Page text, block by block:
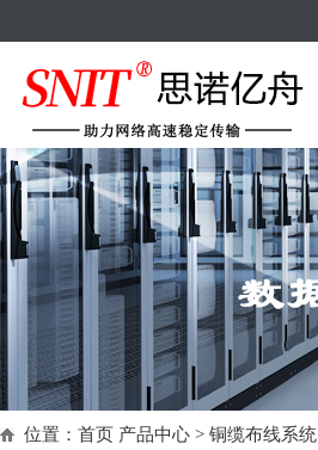
位置： 首页 产品中心 > 铜缆布线系统